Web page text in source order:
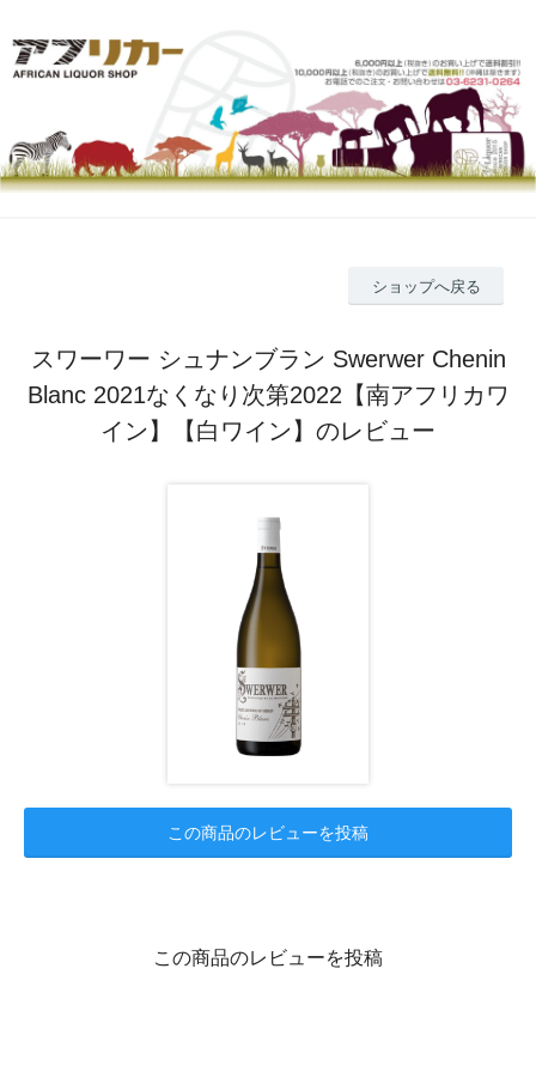
ショップへ戻る
スワーワー シュナンブラン Swerwer Chenin
Blanc 2021なくなり次第2022【南アフリカワ
イン】【白ワイン】のレビュー
この商品のレビューを投稿
この商品のレビューを投稿